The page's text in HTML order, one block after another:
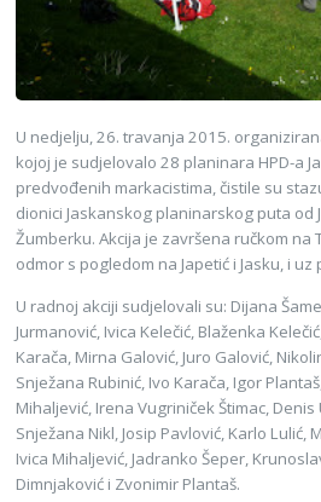
U nedjelju, 26. travanja 2015.
kojoj je sudjelovalo 28 planinara HPD-a
predvođenih markacistima, čistile su
dionici Jaskanskog planinarskog puta od
Žumberku. Akcija je završena ručkom na
odmor s pogledom na Japetić i Jasku, i uz
U radnoj akciji sudjelovali su: Dijana
Jurmanović, Ivica Kelečić, Blaženka
Karača, Mirna Galović, Juro Galović,
Snježana Rubinić, Ivo Karača, Igor
Mihaljević, Irena Vugriniček Štimac, Denis
Snježana Nikl, Josip Pavlović, Karlo Lulić,
Ivica Mihaljević, Jadranko Šeper,
Dimnjaković i Zvonimir Plantaš.